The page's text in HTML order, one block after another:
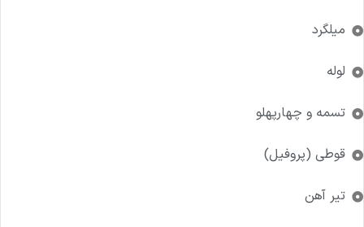
میلگرد
لوله
تسمه و چهارپهلو
قوطی (پروفیل)
تیر آهن